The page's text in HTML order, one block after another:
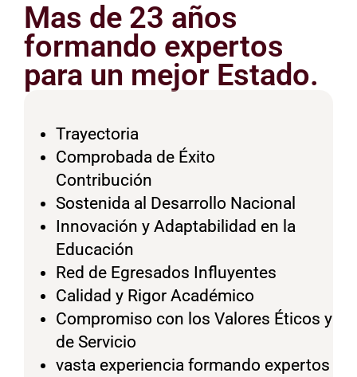
Mas de 23 años
formando expertos
para un mejor Estado.
Trayectoria
Comprobada de Éxito
Contribución
Sostenida al Desarrollo Nacional
Innovación y Adaptabilidad en la
Educación
Red de Egresados Influyentes
Calidad y Rigor Académico
Compromiso con los Valores Éticos y
de Servicio
vasta experiencia formando expertos